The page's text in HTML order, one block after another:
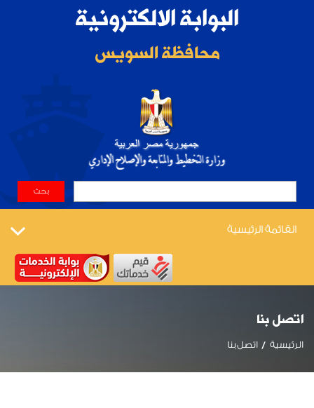
البوابة الالكترونية
محافظة السويس
القائمة الرئيسية
اتصل بنا
الرئيسية اتصل بنا